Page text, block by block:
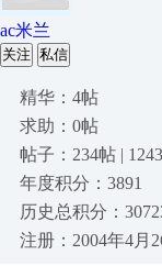
ac米兰
关注 私信
精华：4帖
求助：0帖
帖子：234帖 |
年度积分：3891
历史总积分：
注册：2004年4月